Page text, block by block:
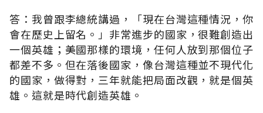
答：我曾跟李總統講過，「現在台灣這種情況，你
會在歷史上留名。」非常進步的國家，很難創造出
一個英雄；美國那樣的環境，任何人放到那個位子
都差不多。但在落後國家，像台灣這種並不現代化
的國家，做得對，三年就能把局面改觀，就是個英
雄。這就是時代創造英雄。